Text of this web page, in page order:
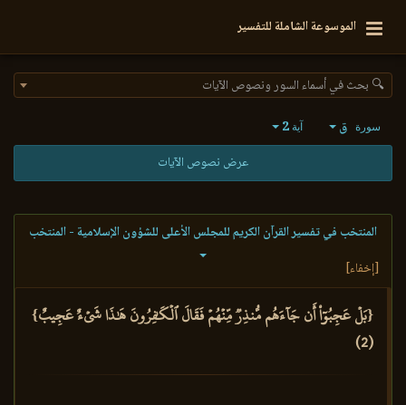
الموسوعة الشاملة للتفسير
🔍 بحث في أسماء السور ونصوص الآيات
سورة ق آية 2
عرض نصوص الآيات
المنتخب في تفسير القرآن الكريم للمجلس الأعلى للشؤون الإسلامية - المنتخب
[إخفاء]
{بَلۡ عَجِبُوٓاْ أَن جَآءَهُم مُّنذِرٞ مِّنۡهُمۡ فَقَالَ ٱلۡكَٰفِرُونَ هَٰذَا شَيۡءٌ عَجِيبٌ}
(2)